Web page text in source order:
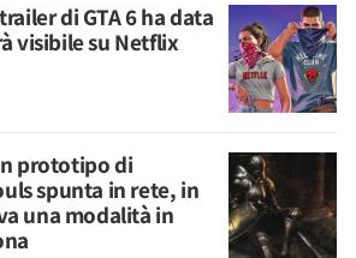
di GTA 6 ha data
visibile su Netflix
prototipo di
spunta in rete, in
una modalità in